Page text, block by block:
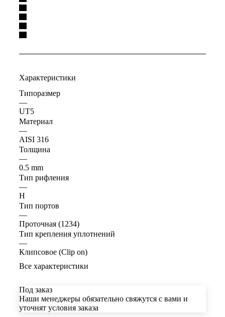
Характеристики
Типоразмер
—
UT5
Материал
—
AISI 316
Толщина
—
0.5 mm
Тип рифления
—
H
Тип портов
—
Проточная (1234)
Тип крепления уплотнений
—
Клипсовое (Clip on)
Все характеристики
Под заказ
Наши менеджеры обязательно свяжутся с вами и
уточнят условия заказа